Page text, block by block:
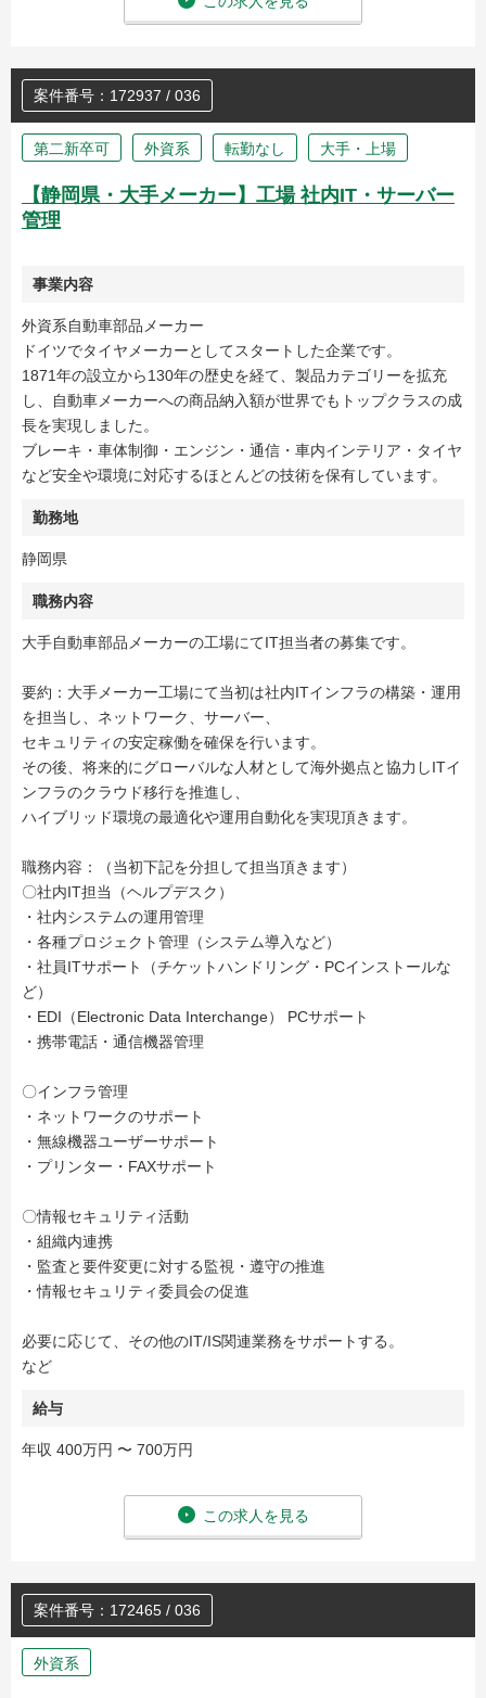
案件番号：172937 / 036
第二新卒可 外資系 転勤なし 大手・上場
【静岡県・大手メーカー】工場 社内IT・サーバー
管理
事業内容
外資系自動車部品メーカー
ドイツでタイヤメーカーとしてスタートした企業です。
1871年の設立から130年の歴史を経て、製品カテゴリーを拡充
し、自動車メーカーへの商品納入額が世界でもトップクラスの成
長を実現しました。
ブレーキ・車体制御・エンジン・通信・車内インテリア・タイヤ
など安全や環境に対応するほとんどの技術を保有しています。
勤務地
静岡県
職務内容
大手自動車部品メーカーの工場にてIT担当者の募集です。
要約：大手メーカー工場にて当初は社内ITインフラの構築・運用
を担当し、ネットワーク、サーバー、
セキュリティの安定稼働を確保を行います。
その後、将来的にグローバルな人材として海外拠点と協力しITイ
ンフラのクラウド移行を推進し、
ハイブリッド環境の最適化や運用自動化を実現頂きます。
職務内容：（当初下記を分担して担当頂きます）
〇社内IT担当（ヘルプデスク）
・社内システムの運用管理
・各種プロジェクト管理（システム導入など）
・社員ITサポート（チケットハンドリング・PCインストールな
ど）
・EDI（Electronic Data Interchange） PCサポート
・携帯電話・通信機器管理
〇インフラ管理
・ネットワークのサポート
・無線機器ユーザーサポート
・プリンター・FAXサポート
〇情報セキュリティ活動
・組織内連携
・監査と要件変更に対する監視・遵守の推進
・情報セキュリティ委員会の促進
必要に応じて、その他のIT/IS関連業務をサポートする。
など
給与
年収 400万円 〜 700万円
この求人を見る
案件番号：172465 / 036
外資系